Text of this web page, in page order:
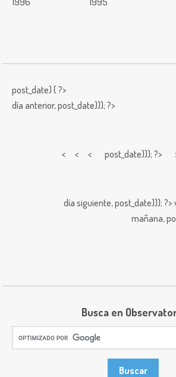
post_date) { ?>
día anterior,post_date))); ?>
< < < post_date)));
día siguiente,post_date))); ?>
mañana,
Busca en